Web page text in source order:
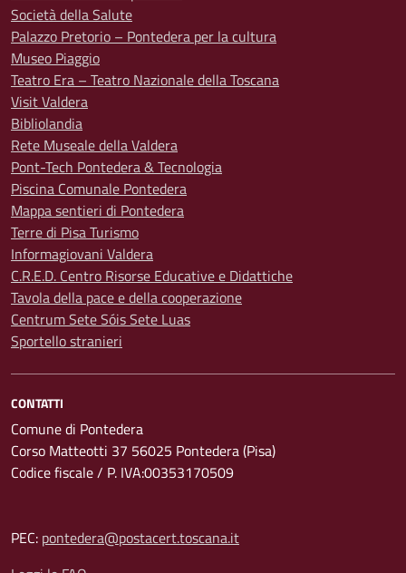
Società della Salute
Palazzo Pretorio – Pontedera per la cultura
Museo Piaggio
Teatro Era – Teatro Nazionale della Toscana
Visit Valdera
Bibliolandia
Rete Museale della Valdera
Pont-Tech Pontedera & Tecnologia
Piscina Comunale Pontedera
Mappa sentieri di Pontedera
Terre di Pisa Turismo
Informagiovani Valdera
C.R.E.D. Centro Risorse Educative e Didattiche
Tavola della pace e della cooperazione
Centrum Sete Sóis Sete Luas
Sportello stranieri
CONTATTI
Comune di Pontedera
Corso Matteotti 37 56025 Pontedera (Pisa)
Codice fiscale / P. IVA:00353170509
PEC: pontedera@postacert.toscana.it